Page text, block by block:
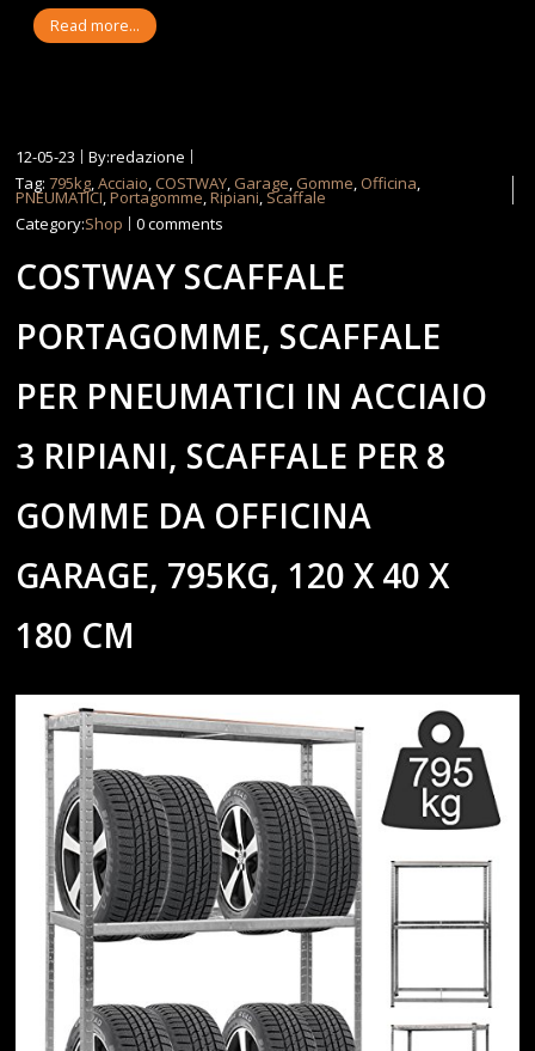
Read more...
12-05-23
By:redazione
Tag:795kg,Acciaio, COSTWAY, Garage, Gomme, Officina,
PNEUMATICI,Portagomme,Ripiani, Scaffale
Category:Shop 0 comments
COSTWAY SCAFFALE
PORTAGOMME, SCAFFALE
PER PNEUMATICI IN ACCIAIO
3 RIPIANI, SCAFFALE PER 8
GOMME DA OFFICINA
GARAGE, 795KG, 120 X 40 X
180 CM